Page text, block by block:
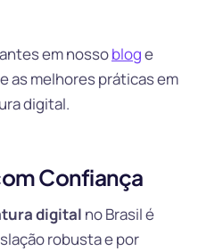
em nossobloge
as melhores práticas em
digital.
Confiança
digital no Brasil é
robusta e por